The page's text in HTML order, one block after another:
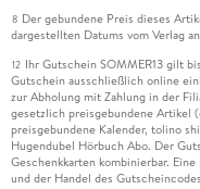
8 Der gebundene Preis dieses
dargestellten Datums vom Verlag
12 Ihr Gutschein SOMMER13 gilt
Gutschein ausschließlich online
zur Abholung mit Zahlung in der
gesetzlich preisgebundene Artikel
preisgebundene Kalender, tolino
Hugendubel Hörbuch Abo. Der
Geschenkkarten kombinierbar.
und der Handel des